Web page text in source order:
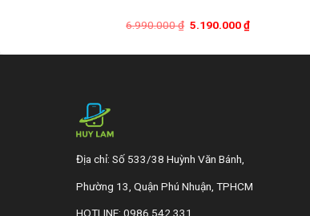
6.990.000₫ Giá
6.990.000 ₫.
5.190.000₫Giá
là:
₫.là:
Địa chỉ: Số 533/38 Huỳnh Văn Bánh,
Phường 13, Quận Phú Nhuận, TPHCM
HOTLINE: 0986 542 331